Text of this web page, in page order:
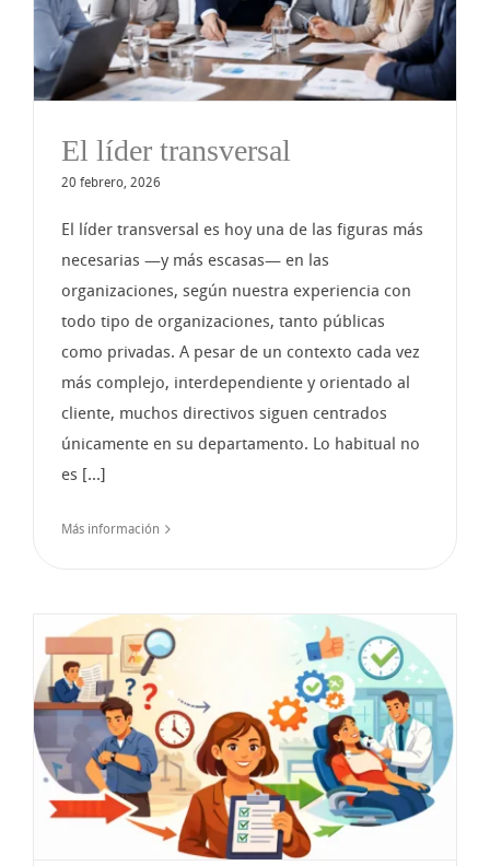
El líder transversal
20 febrero, 2026
El líder transversal es hoy una de las figuras más
necesarias —y más escasas— en las
organizaciones, según nuestra experiencia con
todo tipo de organizaciones, tanto públicas
como privadas. A pesar de un contexto cada vez
más complejo, interdependiente y orientado al
cliente, muchos directivos siguen centrados
únicamente en su departamento. Lo habitual no
es [...]
Más información